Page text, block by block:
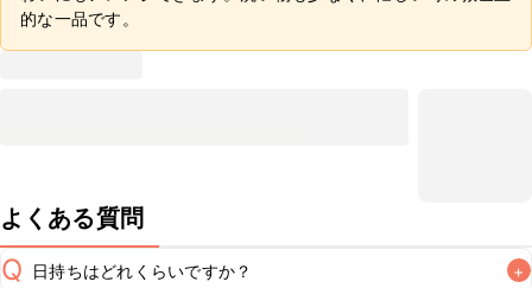
的な一品です。
よくある質問
Q 日持ちはどれくらいですか？ +